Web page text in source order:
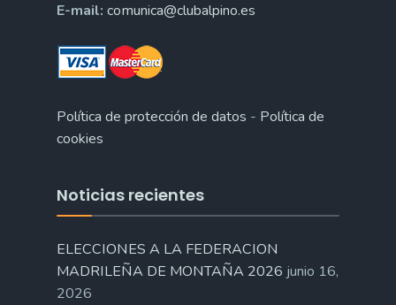
E-mail: comunica@clubalpino.es
Política de protección de datos - Política de
cookies
Noticias recientes
ELECCIONES A LA FEDERACION
MADRILEÑA DE MONTAÑA 2026 junio 16,
2026